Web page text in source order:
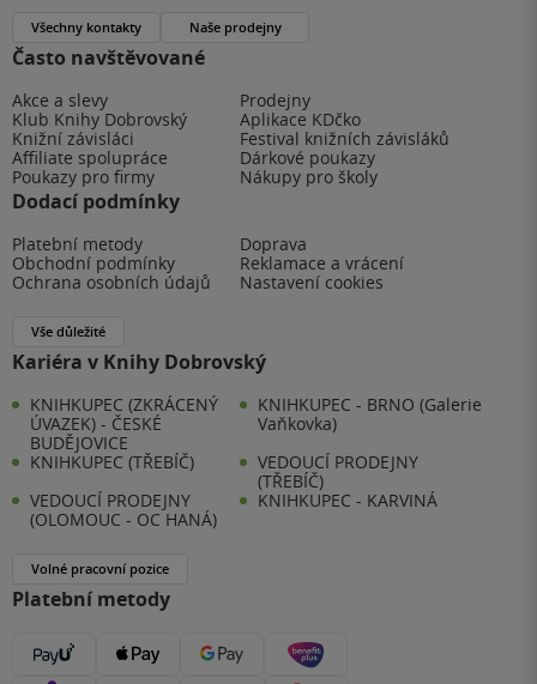
Často navštěvované
Akce a slevy
Prodejny
Klub Knihy Dobrovský
Aplikace KDčko
Knižní závisláci
Festival knižních závisláků
Affiliate spolupráce
Dárkové poukazy
Poukazy pro firmy
Nákupy pro školy
Dodací podmínky
Platební metody
Doprava
Obchodní podmínky
Reklamace a vrácení
Ochrana osobních údajů
Nastavení cookies
Vše důležité
Kariéra v Knihy Dobrovský
KNIHKUPEC (ZKRÁCENÝ
ÚVAZEK) - ČESKÉ
BUDĚJOVICE
KNIHKUPEC - BRNO (Galerie
Vaňkovka)
KNIHKUPEC (TŘEBÍČ)
VEDOUCÍ PRODEJNY
(TŘEBÍČ)
VEDOUCÍ PRODEJNY
(OLOMOUC - OC HANÁ)
KNIHKUPEC - KARVINÁ
Volné pracovní pozice
Platební metody
Všechny kontakty Naše prodejny